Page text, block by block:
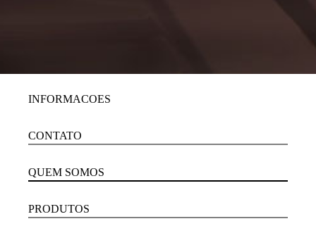
INFORMACOES
CONTATO
QUEM SOMOS
PRODUTOS